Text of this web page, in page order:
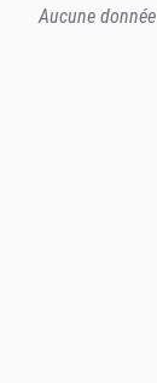
Aucune donnée